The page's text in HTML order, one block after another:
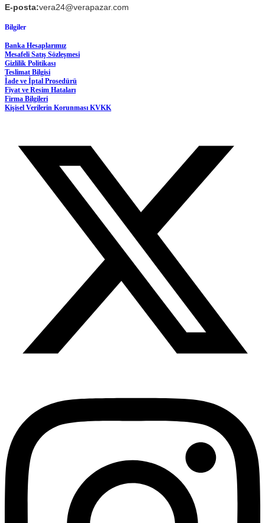
E-posta:vera24@verapazar.com
Bilgiler
Banka Hesaplarımız
Mesafeli Satış Sözleşmesi
Gizlilik Politikası
Teslimat Bilgisi
İade ve İptal Prosedürü
Fiyat ve Resim Hataları
Firma Bilgileri
Kişisel Verilerin Korunması KVKK